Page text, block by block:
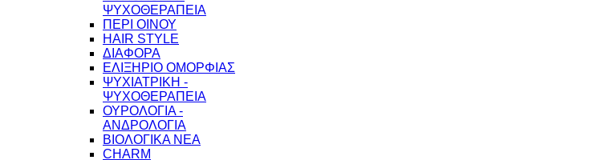
ΨΥΧΟΘΕΡΑΠΕΙΑ
ΠΕΡΙ ΟΙΝΟΥ
HAIR STYLE
ΔΙΑΦΟΡΑ
ΕΛΙΞΗΡΙΟ ΟΜΟΡΦΙΑΣ
ΨΥΧΙΑΤΡΙΚΗ -
ΨΥΧΟΘΕΡΑΠΕΙΑ
ΟΥΡΟΛΟΓΙΑ -
ΑΝΔΡΟΛΟΓΙΑ
ΒΙΟΛΟΓΙΚΑ ΝΕΑ
CHARM